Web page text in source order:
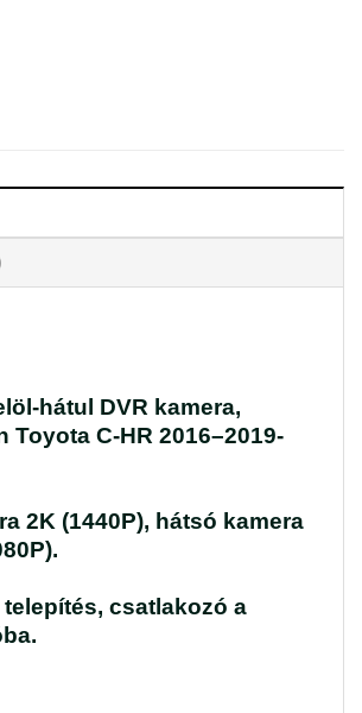
hátul DVR kamera,
Toyota C-HR 2016–2019-
2K (1440P), hátsó kamera
csatlakozó a